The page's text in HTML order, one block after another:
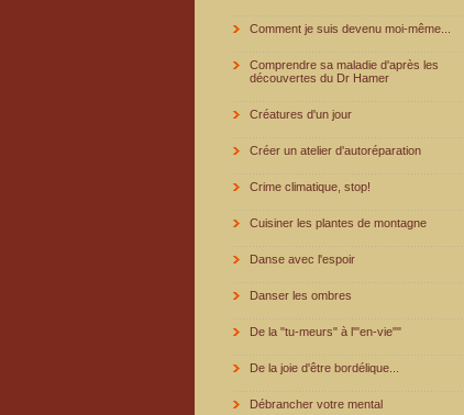
Comment je suis devenu moi-même...
Comprendre sa maladie d'après les
découvertes du Dr Hamer
Créatures d'un jour
Créer un atelier d'autoréparation
Crime climatique, stop!
Cuisiner les plantes de montagne
Danse avec l'espoir
Danser les ombres
De la "tu-meurs" à l'"en-vie""
De la joie d'être bordélique...
Débrancher votre mental